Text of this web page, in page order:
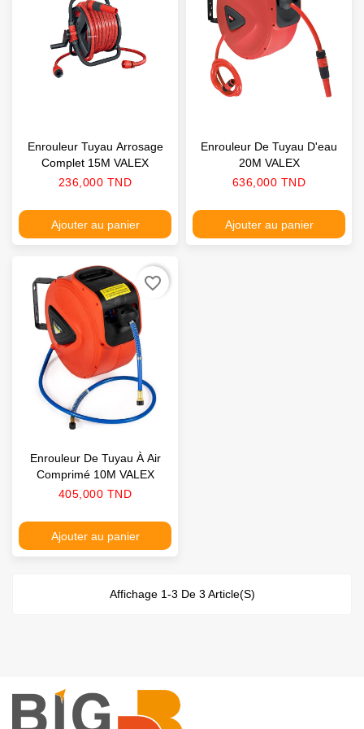
Enrouleur Tuyau Arrosage
Complet 15M VALEX
Prix
236,000 TND
Ajouter au panier
Enrouleur De Tuyau D'eau
20M VALEX
Prix
636,000 TND
Ajouter au panier
Enrouleur De Tuyau À Air
Comprimé 10M VALEX
Prix
405,000 TND
Ajouter au panier
favorite_border
Affichage 1-3 De 3 Article(s)